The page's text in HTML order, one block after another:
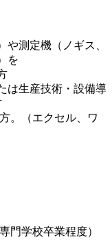
や測定機（ノギス、
を
は生産技術・設備導
。（エクセル、ワ
門学校卒業程度）